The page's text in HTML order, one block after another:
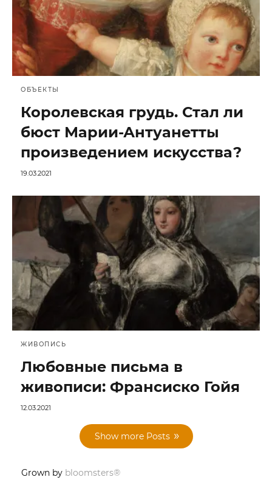
ОБЪЕКТЫ
Королевская грудь. Стал ли
бюст Марии-Антуанетты
произведением искусства?
19.03.2021
ЖИВОПИСЬ
Любовные письма в
живописи: Франсиско Гойя
12.03.2021
Show more Posts
Grown by bloomsters®